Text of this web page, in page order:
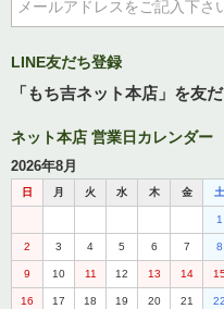
LINE友だち登録
「もち吉ネット本店」を友
ネット本店 営業日カレンダー
2026年8月
日 月 火 水 木 金 土
1
2 3 4 5 6 7 8
9 10 11 12 13 14
16 17 18 19 20 21 22